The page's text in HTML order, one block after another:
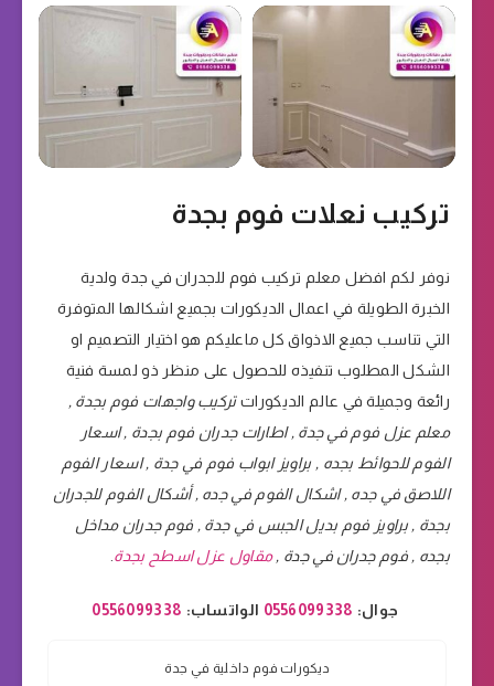
تركيب نعلات فوم بجدة
نوفر لكم افضل معلم تركيب فوم للجدران في جدة ولدية
الخبرة الطويلة في اعمال الديكورات بجميع اشكالها المتوفرة
التي تناسب جميع الاذواق كل ماعليكم هو اختيار التصميم او
الشكل المطلوب تنفيذه للحصول على منظر ذو لمسة فنية
رائعة وجميلة في عالم الديكوراتتركيب واجهات فوم بجدة ,
معلم عزل فوم في جدة , اطارات جدران فوم بجدة , اسعار
الفوم للحوائط بجده , براويز ابواب فوم في جدة , اسعار الفوم
اللاصق في جده , اشكال الفوم في جده , أشكال الفوم للجدران
بجدة , براويز فوم بديل الجبس في جدة , فوم جدران مداخل
بجده , فوم جدران في جدة ,مقاول عزل اسطح بجدة
جوال: 0556099338 الواتساب: 0556099338
ديكورات فوم داخلية في جدة